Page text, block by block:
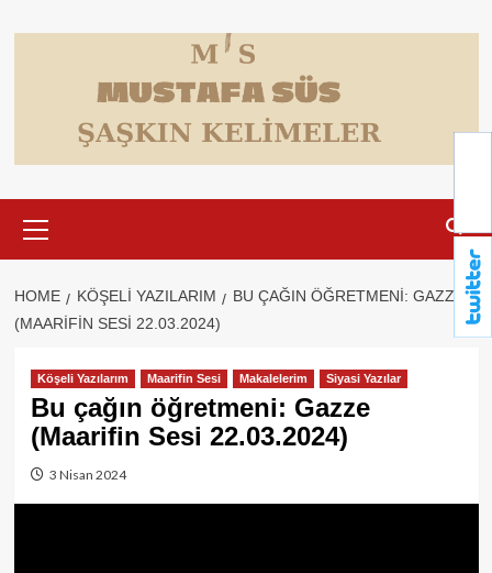
to
Menu
HOME KÖŞELI YAZILARIM
BU ÇAĞIN ÖĞRETMENI: GAZZE
(MAARIFIN SESI 22.03.2024)
Köşeli Yazılarım Maarifin Sesi Makalelerim Siyasi Yazılar
Bu çağın öğretmeni: Gazze
(Maarifin Sesi 22.03.2024)
3 Nisan 2024